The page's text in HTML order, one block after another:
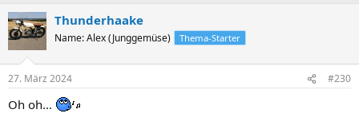
Thunderhaake
Name: Alex (Junggemüse) Thema-Starter
27. März 2024 #230
Oh oh...